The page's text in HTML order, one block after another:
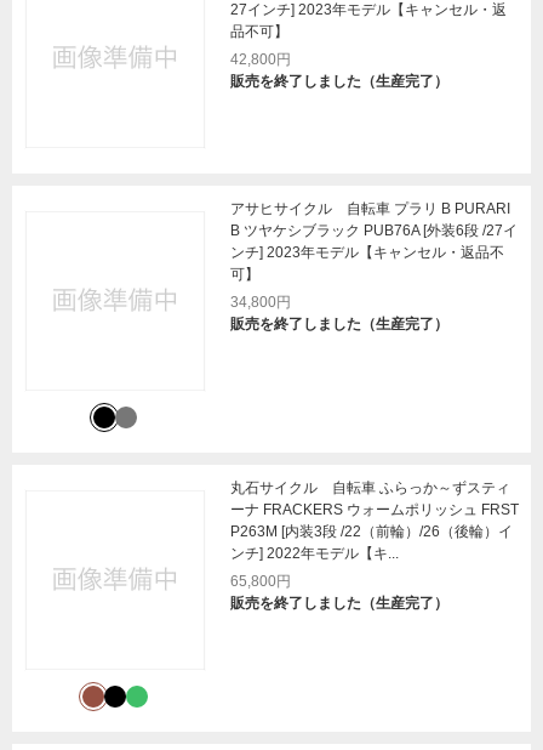
27インチ] 2023年モデル【キャンセル・返
品不可】
42,800円
販売を終了しました（生産完了）
アサヒサイクル 自転車 プラリ B PURARI
B ツヤケシブラック PUB76A [外装6段 /27イ
ンチ] 2023年モデル【キャンセル・返品不
可】
34,800円
販売を終了しました（生産完了）
丸石サイクル 自転車 ふらっか～ずスティ
ーナ FRACKERS ウォームポリッシュ FRST
P263M [内装3段 /22（前輪）/26（後輪）イ
ンチ] 2022年モデル【キ...
65,800円
販売を終了しました（生産完了）